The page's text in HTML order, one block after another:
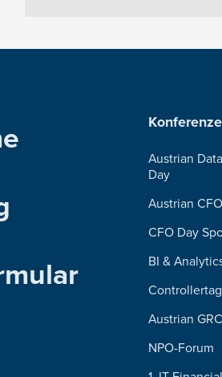
Austrian
Day
Austrian
CFO Day
BI &
Controllertag
Austrian
NPO-Forum